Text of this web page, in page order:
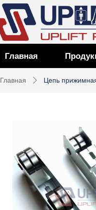
Главная
Главная ꄲ Цепь